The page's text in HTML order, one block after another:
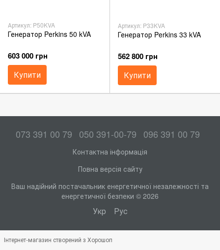
Артикул: P50KVA
Генератор Perkins 50 kVA
603 000 грн
Купити
Артикул: P33KVA
Генератор Perkins 33 kVA
562 800 грн
Купити
073 391 00 79 050 391-00-79 096 391 00 79
Контактна інформація
Повна версія сайту
Ваш надійний постачальник енергетичної незалежності та
енергетичної безпеки © 2026
Укр Рус
Інтернет-магазин створений з Хорошоп